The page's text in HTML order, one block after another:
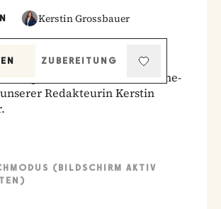
Kerstin Grossbauer
ZUBEREITUNG
Der Marmorkuchen ist
saftig und zählt zu den All-Time-
Redakteurin Kerstin
(BILDSCHIRM AKTIV